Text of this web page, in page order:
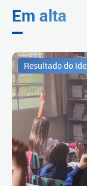
Em alta
Resultado do